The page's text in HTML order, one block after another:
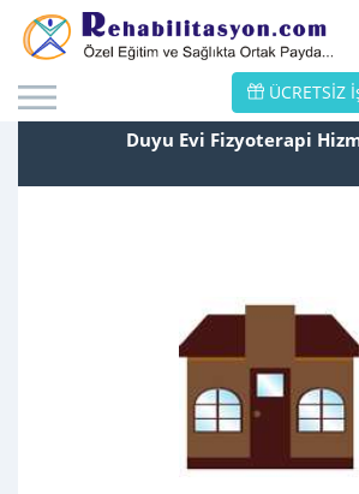
ÜCRETSİZ
Duyu Evi Fizyoterapi